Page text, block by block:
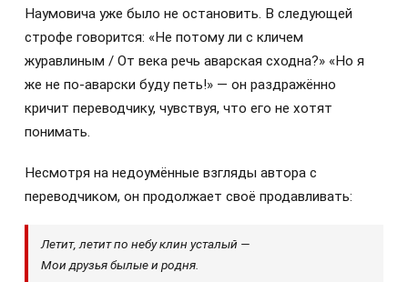
Наумовича уже было не остановить. В следующей
строфе говорится: «Не потому ли с кличем
журавлиным / От века речь аварская сходна?» «Но я
же не по-аварски буду петь!» — он раздражённо
кричит переводчику, чувствуя, что его не хотят
понимать.
Несмотря на недоумённые взгляды автора с
переводчиком, он продолжает своё продавливать:
Летит, летит по небу клин усталый —
Мои друзья былые и родня.